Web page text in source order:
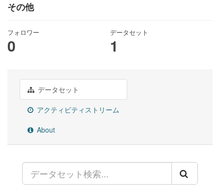
その他
フォロワー
0
データセット
1
データセット
アクティビティストリーム
About